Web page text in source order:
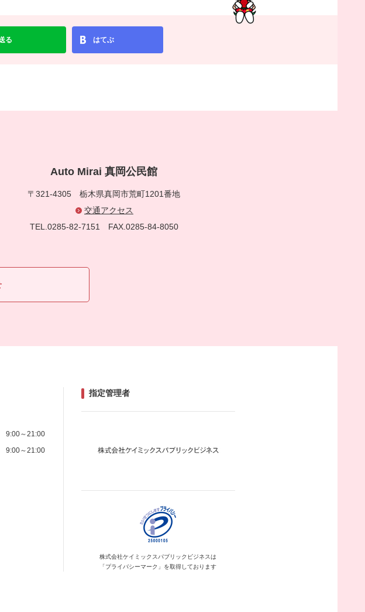
る はてぶ
Auto Mirai 真岡公民館
〒321-4305 栃木県真岡市荒町1201番地
交通アクセス
TEL.0285-82-7151 FAX.0285-84-8050
9:00～21:00
9:00～21:00
指定管理者
株式会社ケイミックス パブリックビジネスは
「プライバシーマーク」を取得しております